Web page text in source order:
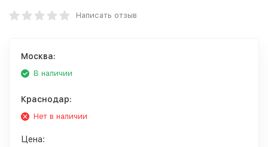
Написать отзыв
Москва:
В наличии
Краснодар:
Нет в наличии
Цена: